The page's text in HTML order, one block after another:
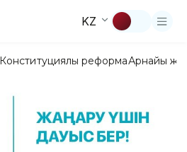
KZ
Конституциялық реформаАрнайы